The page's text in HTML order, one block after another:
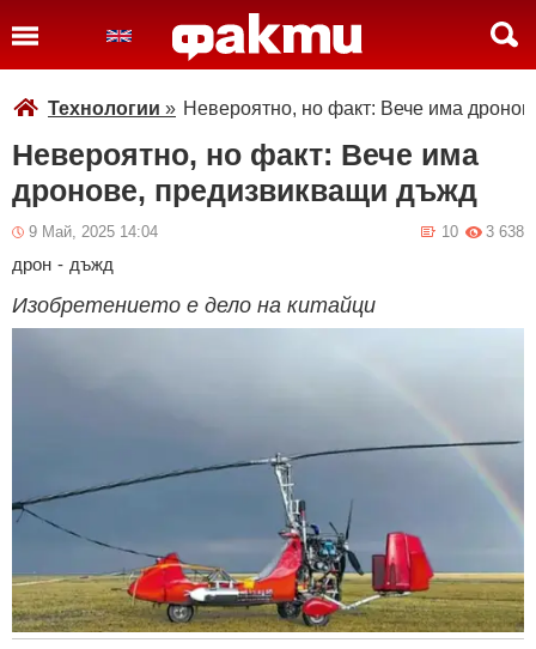
Технологии » Невероятно, но факт: Вече има
Невероятно, но факт: Вече има
дронове, предизвикващи дъжд
9 Май, 2025 14:04 3 638
10
дрон - дъжд
Изобретението е дело на китайци